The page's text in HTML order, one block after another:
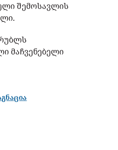
შემოსავლის
მაჩვენებელი